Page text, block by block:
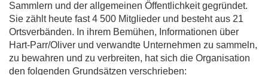
Sammlern und der allgemeinen Öffentlichkeit gegründet.
Sie zählt heute fast 4 500 Mitglieder und besteht aus 21
Ortsverbänden. In ihrem Bemühen, Informationen über
Hart-Parr/Oliver und verwandte Unternehmen zu sammeln,
zu bewahren und zu verbreiten, hat sich die Organisation
den folgenden Grundsätzen verschrieben: